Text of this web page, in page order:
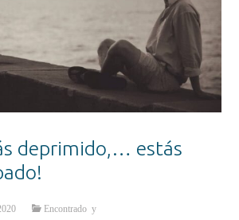
deprimido,… estás
Encontrado y